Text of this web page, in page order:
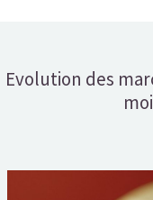
Evolution des